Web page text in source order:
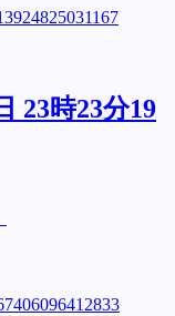
23時23分19